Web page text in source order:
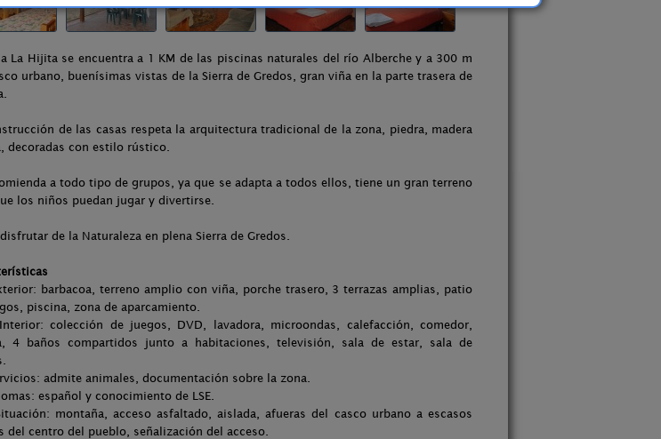
La Hijita se encuentra a 1 KM de las piscinas naturales del río Alberche y a 300 m
urbano, buenísimas vistas de la Sierra de Gredos, gran viña en la parte trasera de
de las casas respeta la arquitectura tradicional de la zona, piedra, madera
decoradas con estilo rústico.
a todo tipo de grupos, ya que se adapta a todos ellos, tiene un gran terreno
los niños puedan jugar y divertirse.
de la Naturaleza en plena Sierra de Gredos.
barbacoa, terreno amplio con viña, porche trasero, 3 terrazas amplias, patio
piscina, zona de aparcamiento.
colección de juegos, DVD, lavadora, microondas, calefacción, comedor,
4 baños compartidos junto a habitaciones, televisión, sala de estar, sala de
admite animales, documentación sobre la zona.
español y conocimiento de LSE.
montaña, acceso asfaltado, aislada, afueras del casco urbano a escasos
del centro del pueblo, señalización del acceso.